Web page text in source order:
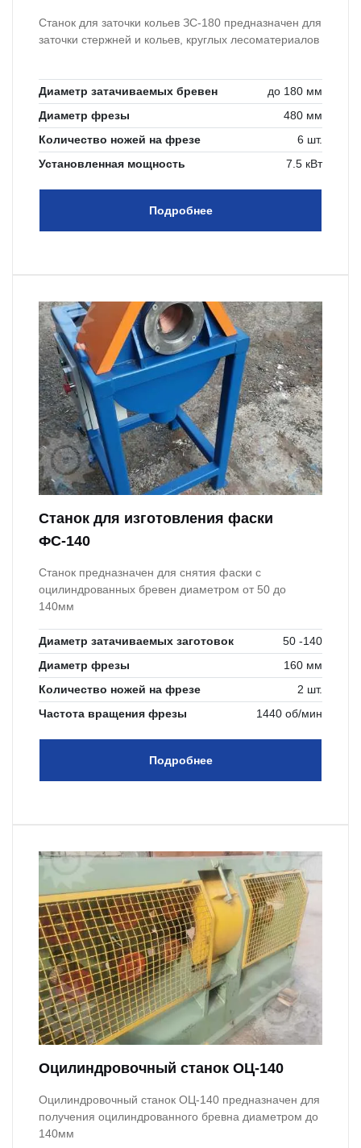
Станок для заточки кольев ЗС-180 предназначен для
заточки стержней и кольев, круглых лесоматериалов
Диаметр затачиваемых бревен
до 180 мм
Диаметр фрезы
480 мм
Количество ножей на фрезе
6 шт.
Установленная мощность
7.5 кВт
Подробнее
Станок для изготовления фаски
ФС-140
Станок предназначен для снятия фаски с
оцилиндрованных бревен диаметром от 50 до
140мм
Диаметр затачиваемых заготовок
50 -140
Диаметр фрезы
160 мм
Количество ножей на фрезе
2 шт.
Частота вращения фрезы
1440 об/мин
Подробнее
Оцилиндровочный станок ОЦ-140
Оцилиндровочный станок ОЦ-140 предназначен для
получения оцилиндрованного бревна диаметром до
140мм